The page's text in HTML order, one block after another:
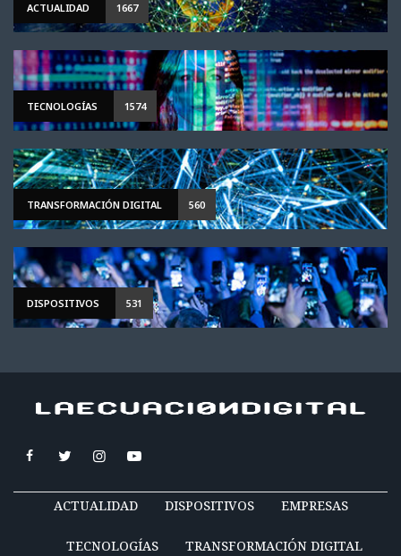
ACTUALIDAD 1667
TECNOLOGÍAS 1574
TRANSFORMACIÓN DIGITAL 560
DISPOSITIVOS 531
ACTUALIDAD DISPOSITIVOS EMPRESAS
TECNOLOGÍAS TRANSFORMACIÓN DIGITAL